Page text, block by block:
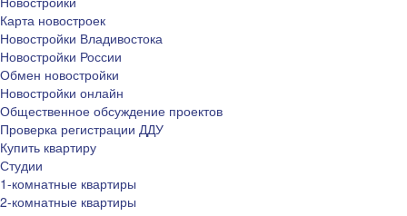
Карта новостроек
Новостройки Владивостока
Новостройки России
Обмен новостройки
Новостройки онлайн
Общественное обсуждение проектов
Проверка регистрации ДДУ
Купить квартиру
Студии
1-комнатные квартиры
2-комнатные квартиры